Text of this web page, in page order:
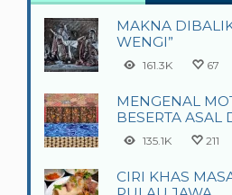
MAKNA
WENGI”
161.3K 67
MENGENAL
BESERTA ASAL
135.1K 211
CIRI KHAS